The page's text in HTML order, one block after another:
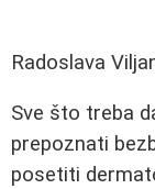
Radoslava
Sve što treba
prepoznati
posetiti